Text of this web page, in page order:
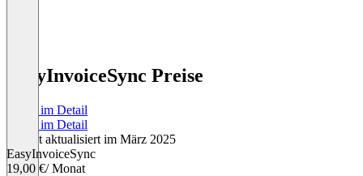
EasyInvoiceSync Preise
Preise im Detail
Preise im Detail
Zuletzt aktualisiert im März 2025
EasyInvoiceSync
19,00 €/ Monat